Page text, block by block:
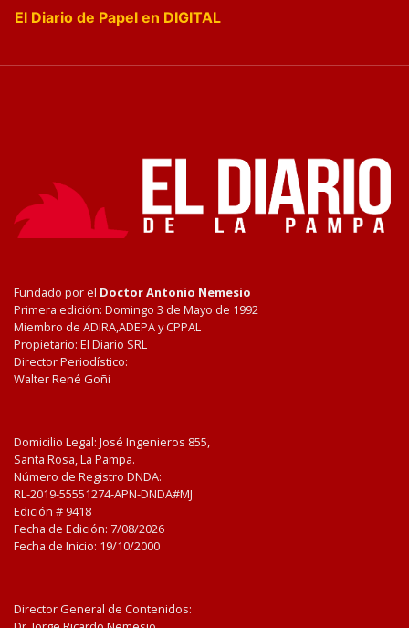
El Diario de Papel en DIGITAL
Fundado por el Doctor Antonio Nemesio
Primera edición: Domingo 3 de Mayo de 1992
Miembro de ADIRA,ADEPA y CPPAL
Propietario: El Diario SRL
Director Periodístico:
Walter René Goñi
Domicilio Legal: José Ingenieros 855,
Santa Rosa, La Pampa.
Número de Registro DNDA:
RL-2019-55551274-APN-DNDA#MJ
Edición # 9418
Fecha de Edición: 7/08/2026
Fecha de Inicio: 19/10/2000
Director General de Contenidos: